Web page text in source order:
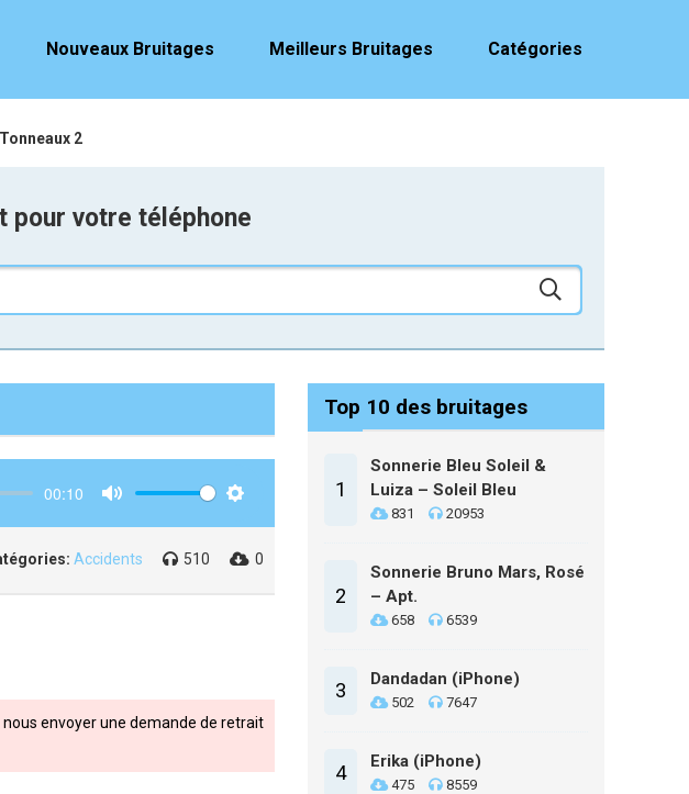
Nouveaux Bruitages Meilleurs Bruitages Catégories
Tonneaux 2
pour votre téléphone
00:10
Accidents 510 0
envoyer une demande de retrait
Top 10 des bruitages
1
Sonnerie Bleu Soleil &
Luiza – Soleil Bleu
831 20953
2
Sonnerie Bruno Mars, Rosé
– Apt.
658 6539
3 Dandadan (iPhone)
502 7647
4 Erika (iPhone)
475 8559